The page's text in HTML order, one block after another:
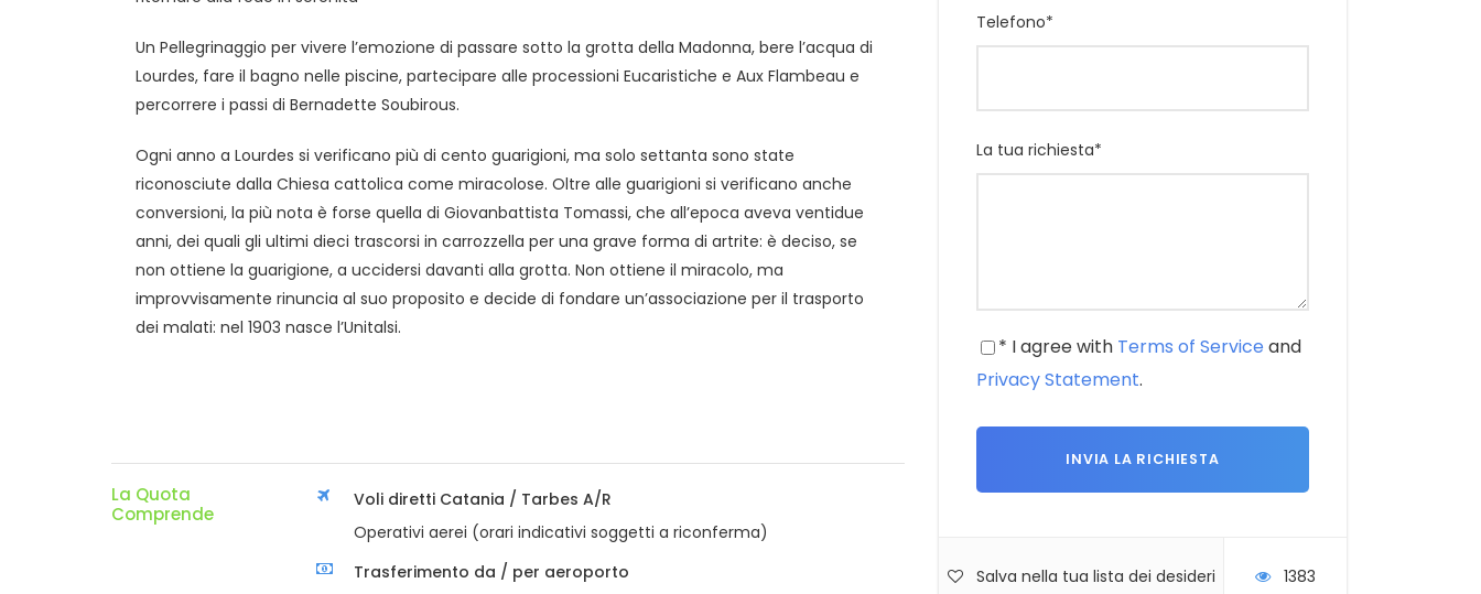
Telefono*
La tua richiesta*
* I agree with Terms of Service and
Privacy Statement.
Salva nella tua lista dei desideri 1383
Un Pellegrinaggio per vivere l’emozione di passare sotto la grotta della Madonna, bere l’acqua di
Lourdes, fare il bagno nelle piscine, partecipare alle processioni Eucaristiche e Aux Flambeau e
percorrere i passi di Bernadette Soubirous.
Ogni anno a Lourdes si verificano più di cento guarigioni, ma solo settanta sono state
riconosciute dalla Chiesa cattolica come miracolose. Oltre alle guarigioni si verificano anche
conversioni, la più nota è forse quella di Giovanbattista Tomassi, che all’epoca aveva ventidue
anni, dei quali gli ultimi dieci trascorsi in carrozzella per una grave forma di artrite: è deciso, se
non ottiene la guarigione, a uccidersi davanti alla grotta. Non ottiene il miracolo, ma
improvvisamente rinuncia al suo proposito e decide di fondare un’associazione per il trasporto
dei malati: nel 1903 nasce l’Unitalsi.
La Quota
Comprende
Voli diretti Catania / Tarbes A/R
Operativi aerei (orari indicativi soggetti a riconferma)
Trasferimento da / per aeroporto